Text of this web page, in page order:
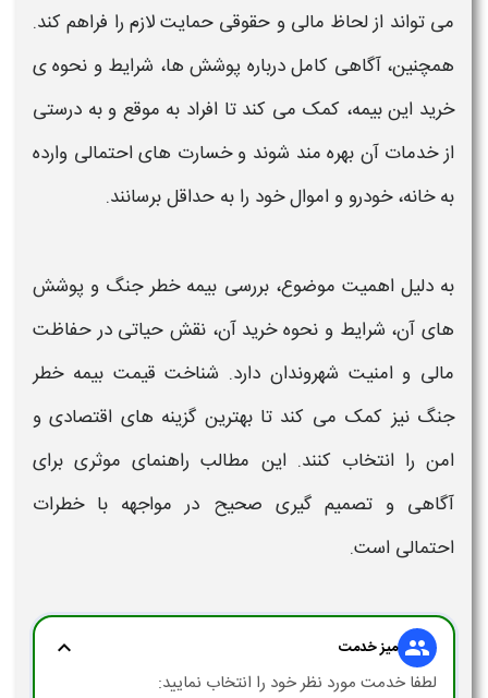
می‌ تواند از لحاظ مالی و حقوقی حمایت لازم را فراهم کند.
همچنین، آگاهی کامل درباره پوشش‌ ها، شرایط و نحوه‌ ی
خرید اینبیمه، کمک می‌ کند تا افراد به موقع و به درستی
از خدمات آن بهره‌ مند شوند و خسارت های احتمالی وارده
بهخانه،خودروو اموال خود را به حداقل برسانند.
به دلیل اهمیت موضوع، بررسی بیمه خطر جنگ و پوشش‌
های آن، شرایط و نحوه خرید آن، نقش حیاتی در حفاظت
مالی و امنیت شهروندان دارد. شناخت قیمت بیمه خطر
جنگنیز کمک می‌ کند تا بهترین گزینه‌ های اقتصادی و
امن را انتخاب کنند. این مطالب راهنمای موثری برای
آگاهی و تصمیم‌ گیری صحیح در مواجهه باخطرات
احتمالی است.
group میز خدمت expand_more
لطفا خدمت مورد نظر خود را انتخاب نمایید: